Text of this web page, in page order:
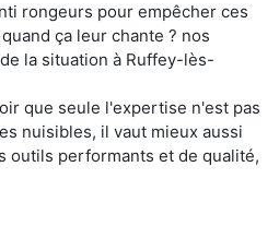
rongeurs pour empêcher ces
ça leur chante ? nos
la situation à Ruffey-lès-
que seule l'expertise n'est pas
nuisibles, il vaut mieux aussi
outils performants et de qualité,